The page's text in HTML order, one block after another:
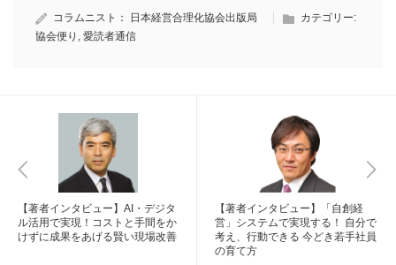
コラムニスト： 日本経営合理化協会出版局
カテゴリー:
協会便り
愛読者通信
【著者インタビュー】AI・デジタ
ル活用で実現！コストと手間をか
けずに成果をあげる賢い現場改善
【著者インタビュー】「自創経
営」システムで実現する！ 自分で
考え、行動できる 今どき若手社員
の育て方